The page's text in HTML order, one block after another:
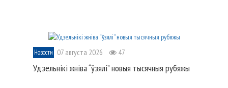
Новости 07 августа 2026 47
Удзельнікі жніва “ўзялі” новыя тысячныя рубяжы